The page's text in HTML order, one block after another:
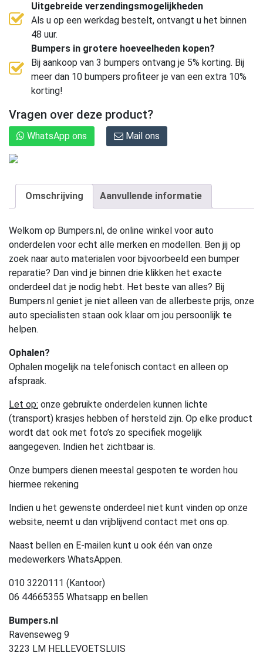
Uitgebreide verzendingsmogelijkheden
Als u op een werkdag bestelt, ontvangt u het binnen
48 uur.
Bumpers in grotere hoeveelheden kopen?
Bij aankoop van 3 bumpers ontvang je 5% korting. Bij
meer dan 10 bumpers profiteer je van een extra 10%
korting!
Vragen over deze product?
WhatsApp ons Mail ons
Omschrijving Aanvullende informatie
Welkom op Bumpers.nl, de online winkel voor auto
onderdelen voor echt alle merken en modellen. Ben jij op
zoek naar auto materialen voor bijvoorbeeld een bumper
reparatie? Dan vind je binnen drie klikken het exacte
onderdeel dat je nodig hebt. Het beste van alles? Bij
Bumpers.nl geniet je niet alleen van de allerbeste prijs, onze
auto specialisten staan ook klaar om jou persoonlijk te
helpen.
Ophalen?
Ophalen mogelijk na telefonisch contact en alleen op
afspraak.
Let op: onze gebruikte onderdelen kunnen lichte
(transport) krasjes hebben of hersteld zijn. Op elke product
wordt dat ook met foto’s zo specifiek mogelijk
aangegeven. Indien het zichtbaar is.
Onze bumpers dienen meestal gespoten te worden hou
hiermee rekening
Indien u het gewenste onderdeel niet kunt vinden op onze
website, neemt u dan vrijblijvend contact met ons op.
Naast bellen en E-mailen kunt u ook één van onze
medewerkers WhatsAppen.
010 3220111 (Kantoor)
06 44665355 Whatsapp en bellen
Bumpers.nl
Ravenseweg 9
3223 LM HELLEVOETSLUIS